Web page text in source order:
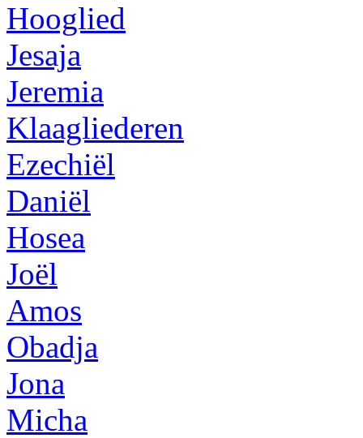
Hooglied
Jesaja
Jeremia
Klaagliederen
Ezechiël
Daniël
Hosea
Joël
Amos
Obadja
Jona
Micha